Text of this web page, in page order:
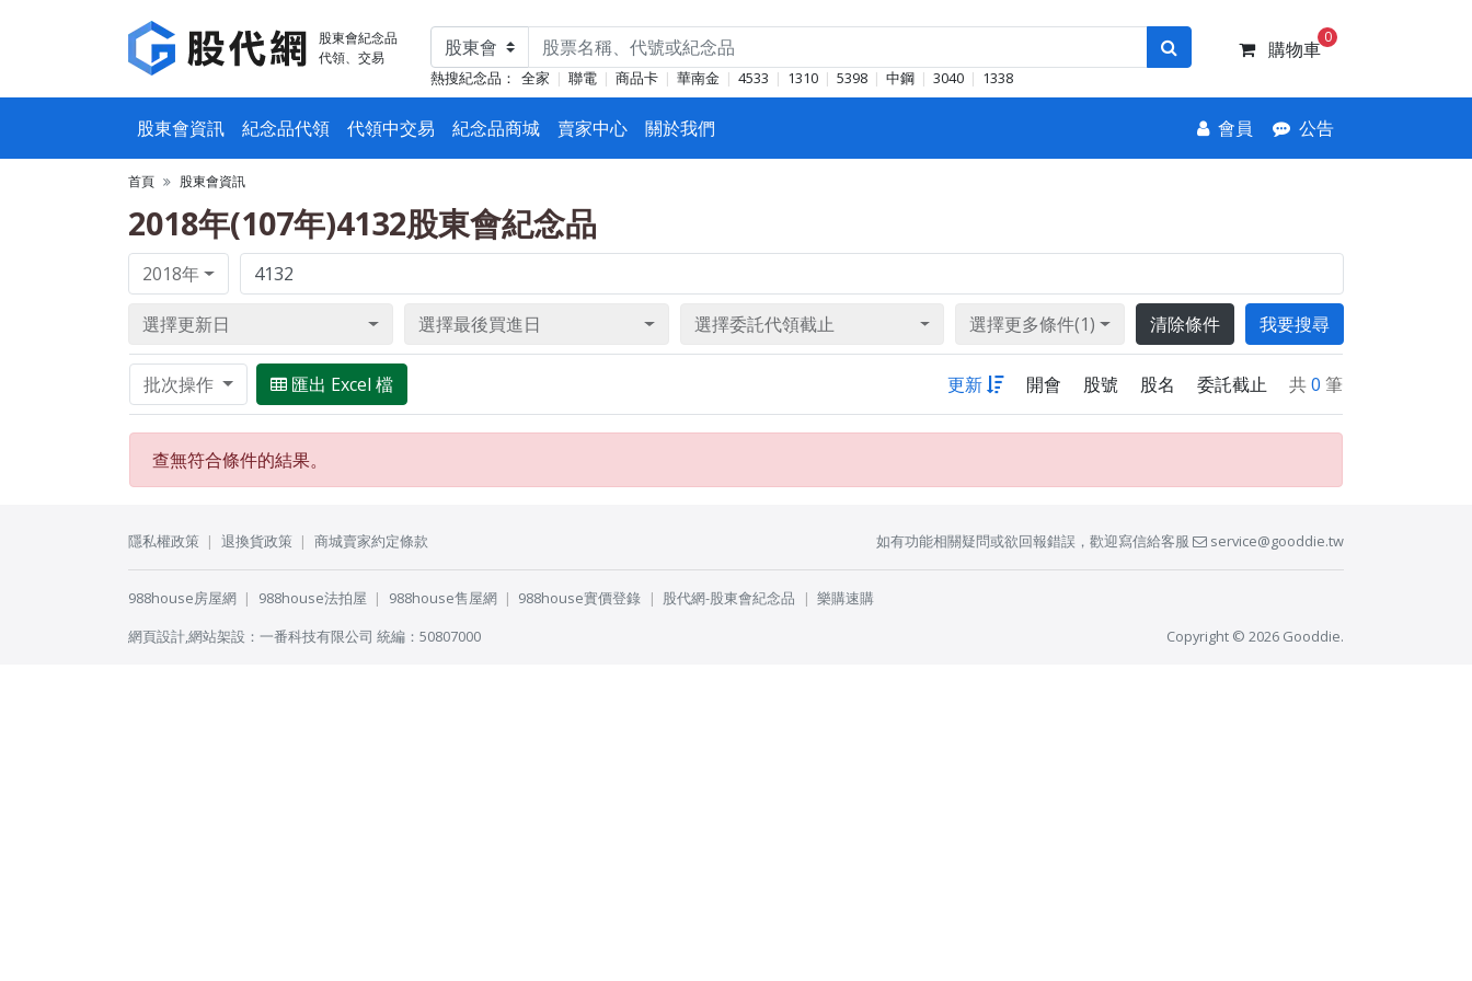
股東會紀念品
代領、交易
熱搜紀念品： 全家 聯電 商品卡 華南金 4533 1310 5398 中鋼 3040 1338
購物車
0
股東會資訊 紀念品代領 代領中交易 紀念品商城 賣家中心 關於我們 會員 公告
首頁 股東會資訊
2018年(107年)4132股東會紀念品
2018年
選擇更新日 選擇最後買進日 選擇委託代領截止 選擇更多條件(1) 清除條件 我要搜尋
批次操作 匯出 Excel 檔 更新 開會 股號 股名 委託截止 共0 筆
查無符合條件的結果。
隱私權政策 退換貨政策 商城賣家約定條款 如有功能相關疑問或欲回報錯誤，歡迎寫信給客服 service@gooddie.tw
988house房屋網 988house法拍屋 988house售屋網 988house實價登錄 股代網-股東會紀念品
樂購速購
網頁設計,網站架設 ： 一番科技有限公司 統編：50807000 Copyright © 2026 Gooddie.